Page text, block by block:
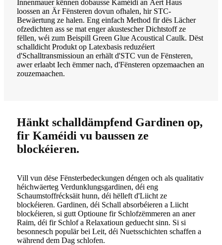
Innenmauer kënnen dobausse Kaméidi an Äert Haus
loossen an Är Fënsteren dovun ofhalen, hir STC-
Bewäertung ze halen. Eng einfach Method fir dës Lächer
ofzedichten ass se mat enger akustescher Dichtstoff ze
fëllen, wéi zum Beispill Green Glue Acoustical Caulk. Dëst
schalldicht Produkt op Latexbasis reduzéiert
d'Schalltransmissioun an erhält d'STC vun de Fënsteren,
awer erlaabt Iech ëmmer nach, d'Fënsteren opzemaachen an
zouzemaachen.
Hänkt schalldämpfend Gardinen op,
fir Kaméidi vu baussen ze
blockéieren.
Vill vun dëse Fënsterbedeckungen déngen och als qualitativ
héichwäerteg Verdunklungsgardinen, déi eng
Schaumstoffrécksäit hunn, déi hëlleft d'Liicht ze
blockéieren. Gardinen, déi Schall absorbéieren a Liicht
blockéieren, si gutt Optioune fir Schlofzëmmeren an aner
Raim, déi fir Schlof a Relaxatioun geduecht sinn. Si si
besonnesch populär bei Leit, déi Nuetsschichten schaffen a
während dem Dag schlofen.